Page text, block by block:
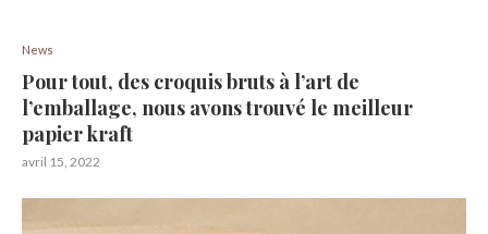
News
Pour tout, des croquis bruts à l’art de
l’emballage, nous avons trouvé le meilleur
papier kraft
avril 15, 2022